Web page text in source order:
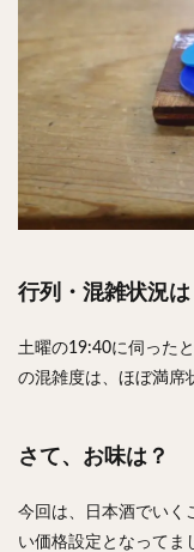
行列・混雑状況は
土曜の19:40に伺った
の混雑度は、ほぼ満席
さて、お味は？
今回は、日本酒でいく
い価格設定となってま